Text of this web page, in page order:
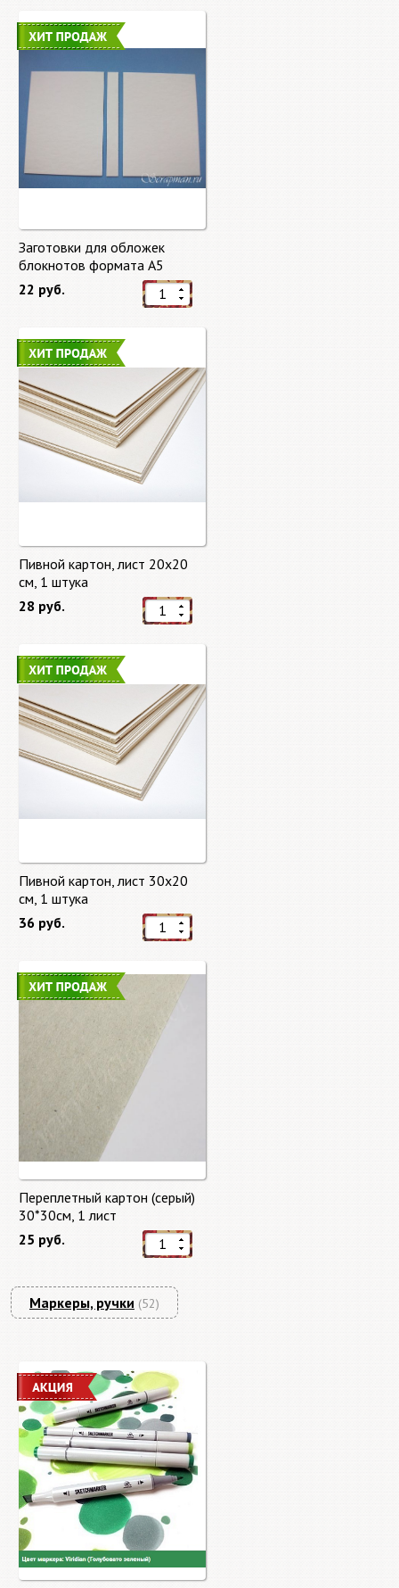
Заготовки для обложек
блокнотов формата А5
22 руб.
Пивной картон, лист 20х20
cм, 1 штука
28 руб.
Пивной картон, лист 30х20
cм, 1 штука
36 руб.
Переплетный картон (серый)
30*30см, 1 лист
25 руб.
Маркеры, ручки (52)